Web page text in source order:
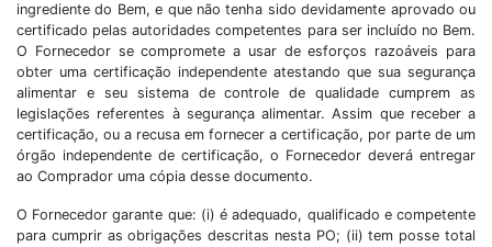
ingrediente do Bem, e que não tenha sido devidamente aprovado ou
certificado pelas autoridades competentes para ser incluído no Bem.
O Fornecedor se compromete a usar de esforços razoáveis para
obter uma certificação independente atestando que sua segurança
alimentar e seu sistema de controle de qualidade cumprem as
legislações referentes à segurança alimentar. Assim que receber a
certificação, ou a recusa em fornecer a certificação, por parte de um
órgão independente de certificação, o Fornecedor deverá entregar
ao Comprador uma cópia desse documento.
O Fornecedor garante que: (i) é adequado, qualificado e competente
para cumprir as obrigações descritas nesta PO; (ii) tem posse total